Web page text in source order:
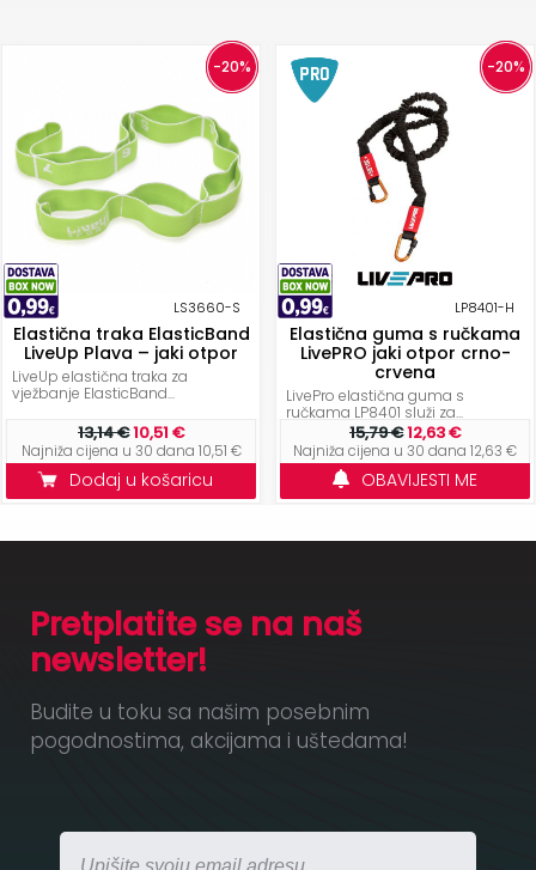
-20%
LS3660-S
Elastična traka ElasticBand
LiveUp Plava – jaki otpor
LiveUp elastična traka za
vježbanje ElasticBand...
13,14 €10,51 €
Najniža cijena u 30 dana 10,51 €
Dodaj u košaricu
-20%
LP8401-H
Elastična guma s ručkama
LivePRO jaki otpor crno-
crvena
LivePro elastična guma s
ručkama LP8401 služi za...
15,79 €12,63 €
Najniža cijena u 30 dana 12,63 €
OBAVIJESTI ME
Pretplatite se na naš
newsletter!
Budite u toku sa našim posebnim
pogodnostima, akcijama i uštedama!